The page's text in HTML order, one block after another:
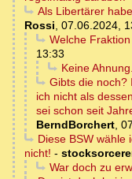
Als Libertärer
Rossi, 07.06.2024,
Welche
13:33
Keine
Gibts die noch?
ich nicht als
sei schon seit
BerndBorchert,
Diese BSW wähle
nicht! -
War doch zu